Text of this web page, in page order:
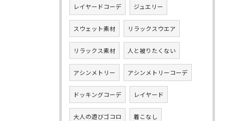
レイヤードコーデ ジュエリー
スウェット素材 リラックスウエア
リラックス素材 人と被りたくない
アシンメトリー アシンメトリーコーデ
ドッキングコーデ レイヤード
大人の遊びゴコロ 着こなし